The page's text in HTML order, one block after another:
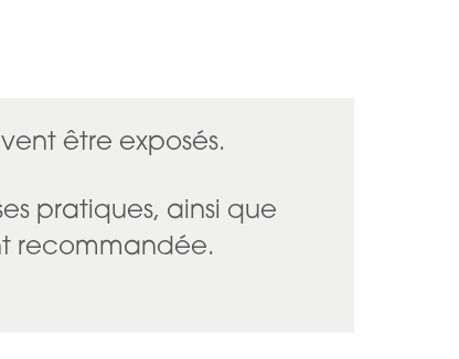
être exposés.
pratiques, ainsi que
recommandée.